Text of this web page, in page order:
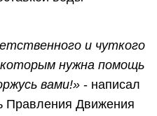
и чуткого
нужна помощь
вами!» - написал
Правления Движения